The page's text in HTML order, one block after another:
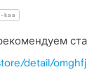
kaa
detail/